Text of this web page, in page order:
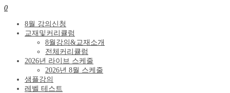
0
8월 강의신청
교재및커리큘럼
8월강의&교재소개
전체커리큘럼
2026년 라이브 스케줄
2026년 8월 스케줄
샘플강의
레벨 테스트